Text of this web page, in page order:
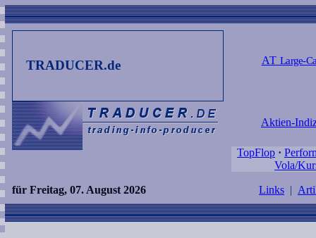
TRADUCER.de AT Large-
Aktien-
TopFlop ·
Vola/
für Freitag, 07. August 2026 Links |